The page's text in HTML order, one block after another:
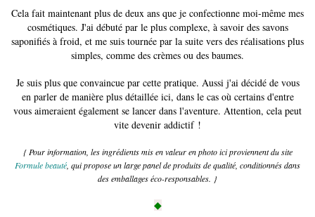
Cela fait maintenant plus de deux ans que je confectionne moi-même mes
cosmétiques. J'ai débuté par le plus complexe, à savoir des savons
saponifiés à froid, et me suis tournée par la suite vers des réalisations plus
simples, comme des crèmes ou des baumes.
Je suis plus que convaincue par cette pratique. Aussi j'ai décidé de vous
en parler de manière plus détaillée ici, dans le cas où certains d'entre
vous aimeraient également se lancer dans l'aventure. Attention, cela peut
vite devenir addictif !
{ Pour information, les ingrédients mis en valeur en photo ici proviennent du site
Formule beauté , qui propose un large panel de produits de qualité, conditionnés dans
des emballages éco-responsables. }
◆